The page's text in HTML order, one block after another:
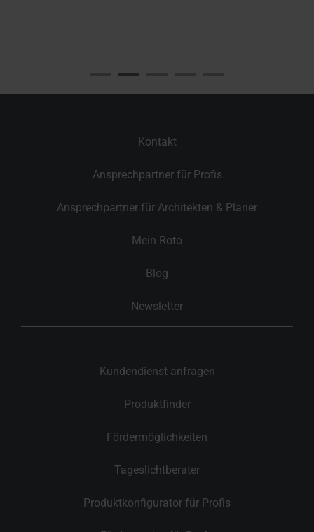
Kontakt
Ansprechpartner für Profis
Ansprechpartner für Architekten & Planer
Mein Roto
Blog
Newsletter
Kundendienst anfragen
Produktfinder
Fördermöglichkeiten
Tageslichtberater
Produktkonfigurator für Profis